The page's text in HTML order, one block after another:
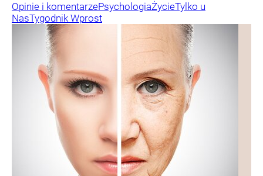
Opinie i komentarzePsychologiaŻycieTylko u
NasTygodnik Wprost